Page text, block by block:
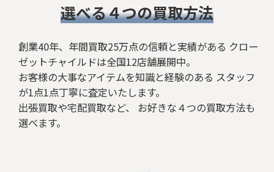
​選べる４つの買取方法
創業40年、年間買取25万点の信頼と実績がある クロー
ゼットチャイルドは全国12店舗展開中。
お客様の大事なアイテムを知識と経験のある スタッフ
が1点1点丁寧に査定いたします。
出張買取や宅配買取など、 お好きな４つの買取方法も
選べます。